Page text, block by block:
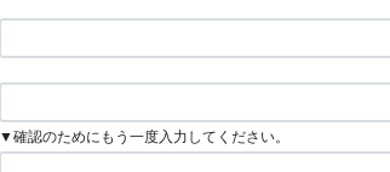
▼確認のためにもう一度入力してください。